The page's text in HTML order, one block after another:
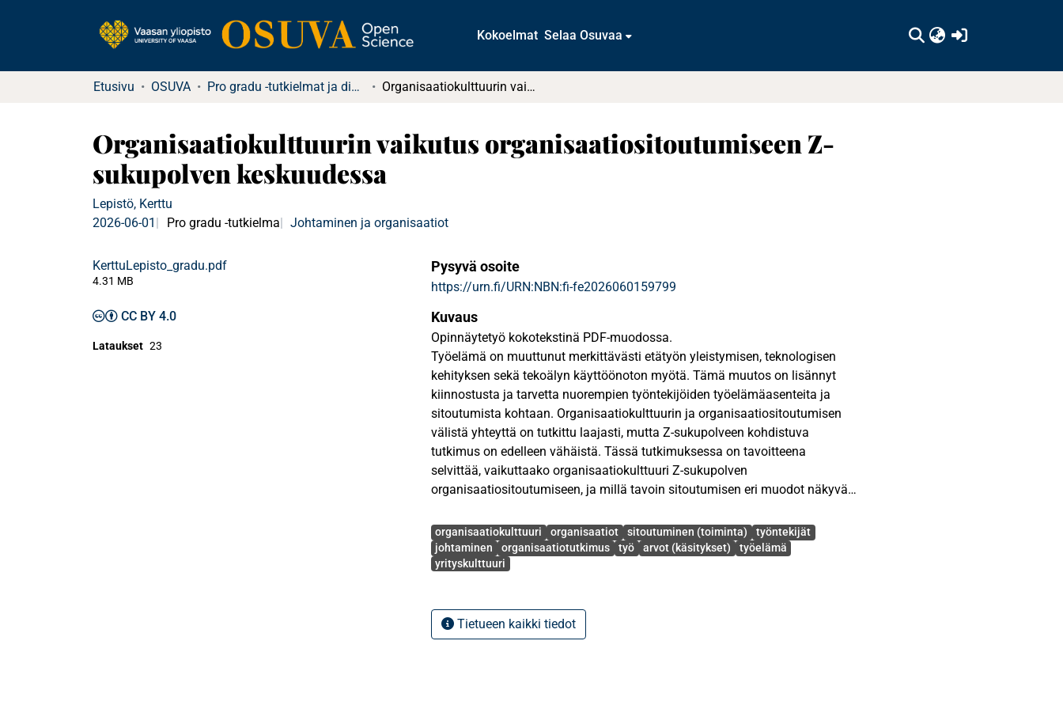
Kokoelmat Selaa Osuvaa
Etusivu OSUVA Pro gradu -tutkielmat ja diplomityöt Organisaatiokulttuurin vaikutus organisaatiositoutumiseen Z-sukupolven keskuudessa
Organisaatiokulttuurin vaikutus organisaatiositoutumiseen Z-
sukupolven keskuudessa
Lepistö, Kerttu
2026-06-01
Pro gradu -tutkielma Johtaminen ja organisaatiot
KerttuLepisto_gradu.pdf
4.31 MB
CC BY 4.0
Lataukset 23
Pysyvä osoite
https://urn.fi/URN:NBN:fi-fe2026060159799
Kuvaus
Opinnäytetyö kokotekstinä PDF-muodossa.
Työelämä on muuttunut merkittävästi etätyön yleistymisen, teknologisen
kehityksen sekä tekoälyn käyttöönoton myötä. Tämä muutos on lisännyt
kiinnostusta ja tarvetta nuorempien työntekijöiden työelämäasenteita ja
sitoutumista kohtaan. Organisaatiokulttuurin ja organisaatiositoutumisen
välistä yhteyttä on tutkittu laajasti, mutta Z-sukupolveen kohdistuva
tutkimus on edelleen vähäistä. Tässä tutkimuksessa on tavoitteena
selvittää, vaikuttaako organisaatiokulttuuri Z-sukupolven
organisaatiositoutumiseen, ja millä tavoin sitoutumisen eri muodot näkyvät
Tutkimus perustuu organisaatiokulttuurin sekä organisaatiositoutumisen
teoreettiseen viitekehykseen. Organisaatiokulttuurissa hyödynnetään
kolmikomponenttimallissa. Kolmikomponenttimalli jakaa sitoutumiseen
affektiiviseen, normatiivisen ja jatkuvuuteen perustuvaan sitoutumiseen.
Avainsanat
organisaatiokulttuuri organisaatiot sitoutuminen (toiminta)
työntekijät
johtaminen
organisaatiotutkimus työ arvot (käsitykset)
työelämä
yrityskulttuuri
Tietueen kaikki tiedot